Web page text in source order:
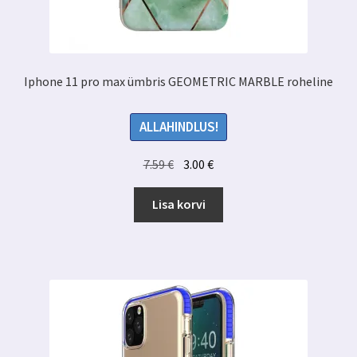
Iphone 11 pro max ümbris GEOMETRIC MARBLE roheline
ALLAHINDLUS!
7.59€ Algne
oli:
7.59 €.
3.00€Praegune
3.00 €.
Lisa korvi